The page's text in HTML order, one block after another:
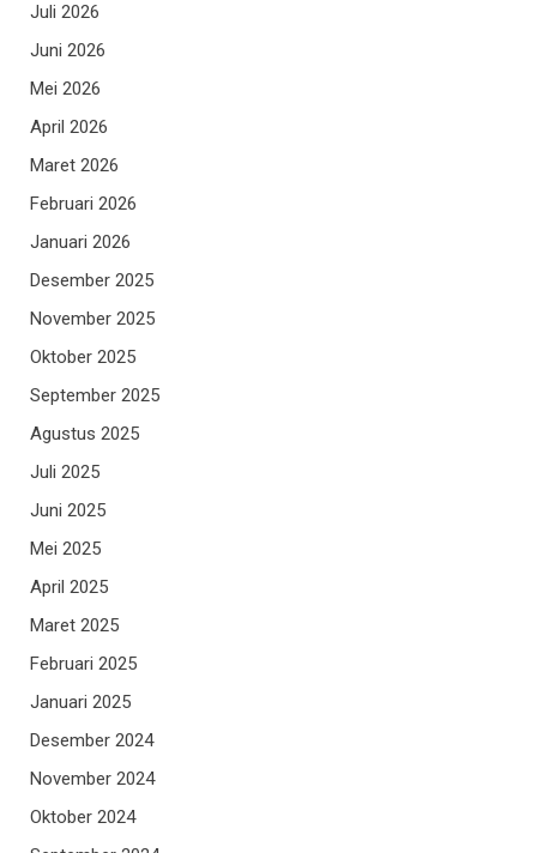
Juli 2026
Juni 2026
Mei 2026
April 2026
Maret 2026
Februari 2026
Januari 2026
Desember 2025
November 2025
Oktober 2025
September 2025
Agustus 2025
Juli 2025
Juni 2025
Mei 2025
April 2025
Maret 2025
Februari 2025
Januari 2025
Desember 2024
November 2024
Oktober 2024